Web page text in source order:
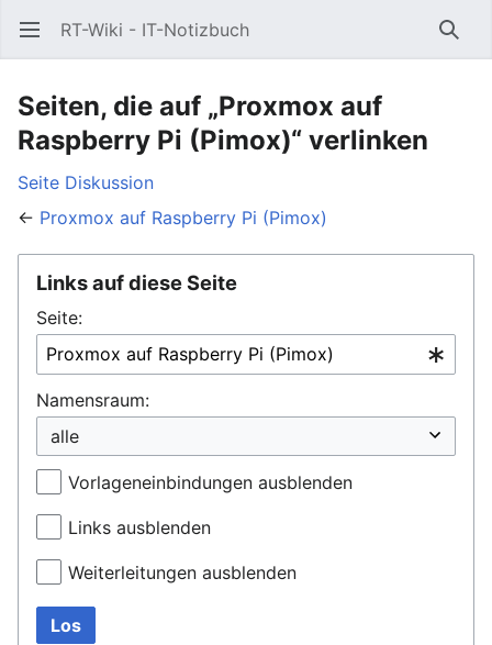
Hauptmenü öffnen RT-Wiki - IT-Notizbuch
Seiten, die auf „Proxmox auf
Raspberry Pi (Pimox)“ verlinken
Seite Diskussion
← Proxmox auf Raspberry Pi (Pimox)
Links auf diese Seite
Seite:
Namensraum:
Vorlageneinbindungen ausblenden
Links ausblenden
Weiterleitungen ausblenden
Los